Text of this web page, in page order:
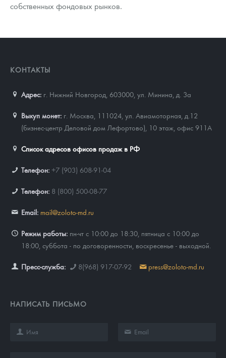
собственных фондовых рынков.
КОНТАКТЫ
Адрес: г. Нижний Новгород, 603000 ул. Минина, д. 3а
Выкуп монет: г. Москва, 111024, ул. Авиамоторная, д.12
(бизнес-центр Деловой дом Лефортово), 10 этаж, офис 911А
Список адресов офисов продаж в РФ
Телефон: +7 (903) 608-91-04
Телефон: 8 (800) 500-08-77
Email: mail@zoloto-md.ru
Режим работы: пн-чт с 10:00 до 18:30, пятница с 10:00 до
18:00, суббота - по договоренности, воскресенье - выходной.
Пресс-служба: 8(968) 917-07-92 press@zoloto-md.ru
НАПИСАТЬ ПИСЬМО